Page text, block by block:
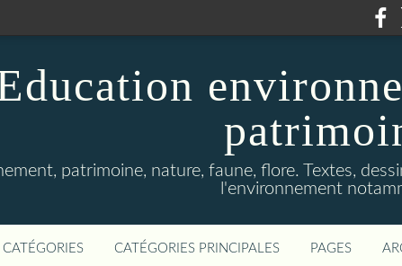
patrimoine, nature, faune, flore. Textes,
l'environnement
CATÉGORIES CATÉGORIES PRINCIPALES PAGES